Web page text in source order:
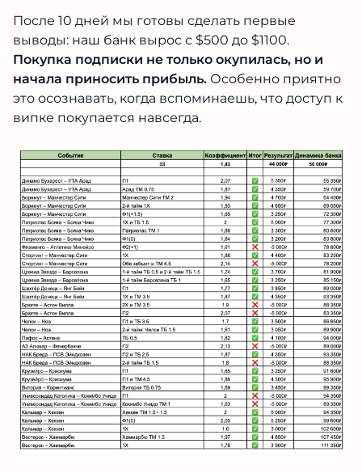
После 10 дней мы готовы сделать первые
выводы: наш банк вырос с $500 до $1100.
Покупка подписки не только окупилась, но и
начала приносить прибыль. Особенно приятно
это осознавать, когда вспоминаешь, что доступ к
випке покупается навсегда.